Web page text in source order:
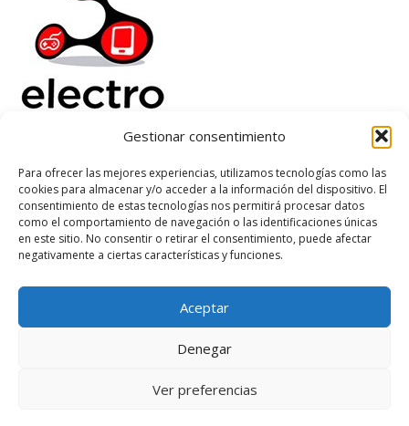
Gestionar consentimiento
Para ofrecer las mejores experiencias, utilizamos tecnologías como las
cookies para almacenar y/o acceder a la información del dispositivo. El
consentimiento de estas tecnologías nos permitirá procesar datos
como el comportamiento de navegación o las identificaciones únicas
en este sitio. No consentir o retirar el consentimiento, puede afectar
negativamente a ciertas características y funciones.
Aceptar
Denegar
Ver preferencias
Electrorenover
Ayuda
Legal
Suscribete